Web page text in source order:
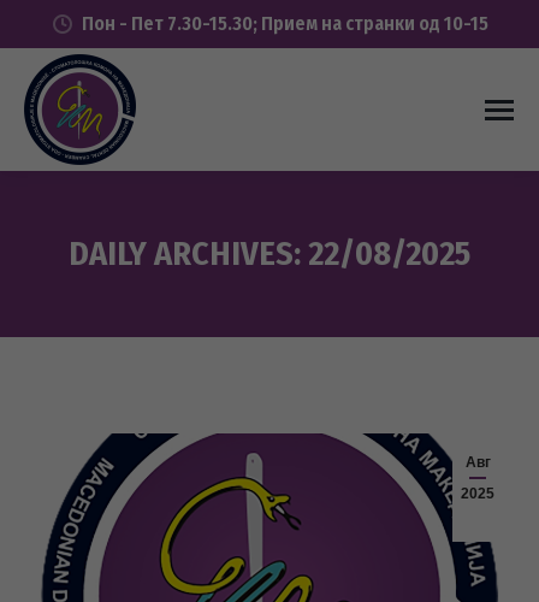
Пон - Пет 7.30-15.30; Прием на странки од 10-15
DAILY ARCHIVES: 22/08/2025
Авг
2025